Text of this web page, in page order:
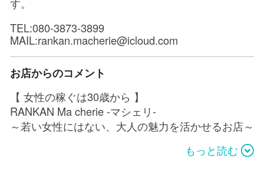
す。
TEL:080-3873-3899
MAIL:rankan.macherie@icloud.com
お店からのコメント
【 女性の稼ぐは30歳から 】
RANKAN Ma cherie -マシェリ-
～若い女性にはない、大人の魅力を活かせるお店～
RANKANグループで働きたいと思ってくれる女性
もっと読む